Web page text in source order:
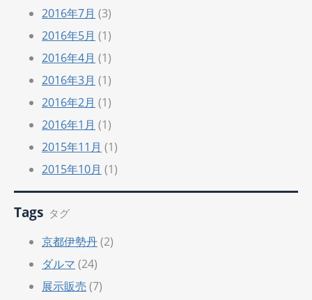
2016年7月 (3)
2016年5月 (1)
2016年4月 (1)
2016年3月 (1)
2016年2月 (1)
2016年1月 (1)
2015年11月 (1)
2015年10月 (1)
Tags タグ
京都伊勢丹(2)
ダルマ (24)
展示販売 (7)